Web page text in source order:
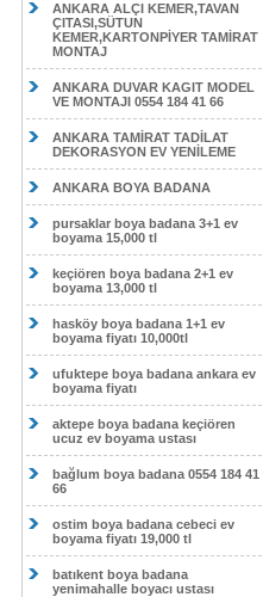
ANKARA ALÇI KEMER,TAVAN
ÇITASI,SÜTUN
KEMER,KARTONPİYER TAMİRAT
MONTAJ
ANKARA DUVAR KAGIT MODEL
VE MONTAJI 0554 184 41 66
ANKARA TAMİRAT TADİLAT
DEKORASYON EV YENİLEME
ANKARA BOYA BADANA
pursaklar boya badana 3+1 ev
boyama 15,000 tl
keçiören boya badana 2+1 ev
boyama 13,000 tl
hasköy boya badana 1+1 ev
boyama fiyatı 10,000tl
ufuktepe boya badana ankara ev
boyama fiyatı
aktepe boya badana keçiören
ucuz ev boyama ustası
bağlum boya badana 0554 184 41
66
ostim boya badana cebeci ev
boyama fiyatı 19,000 tl
batıkent boya badana
yenimahalle boyacı ustası